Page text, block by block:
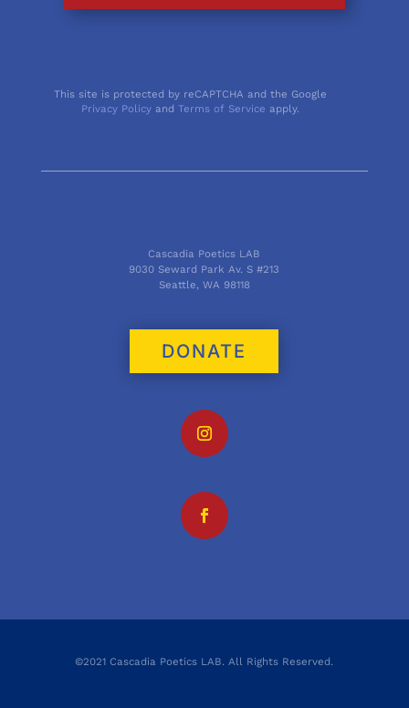
This site is protected by reCAPTCHA and the Google
Privacy Policy andTerms of Service apply.
Cascadia Poetics LAB
9030 Seward Park Av. S #213
Seattle, WA 98118
DONATE
©2021 Cascadia Poetics LAB. All Rights Reserved.